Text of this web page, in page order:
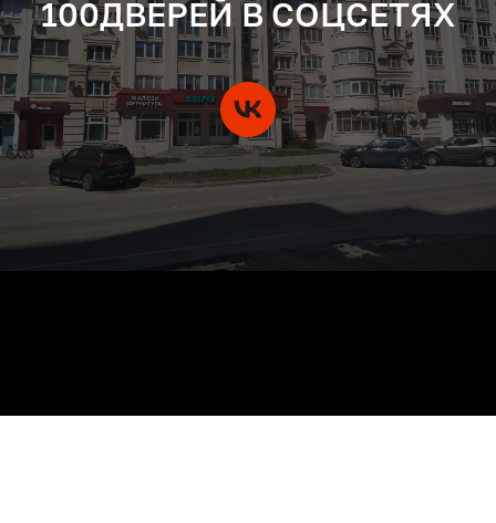
100ДВЕРЕЙ В СОЦСЕТЯХ